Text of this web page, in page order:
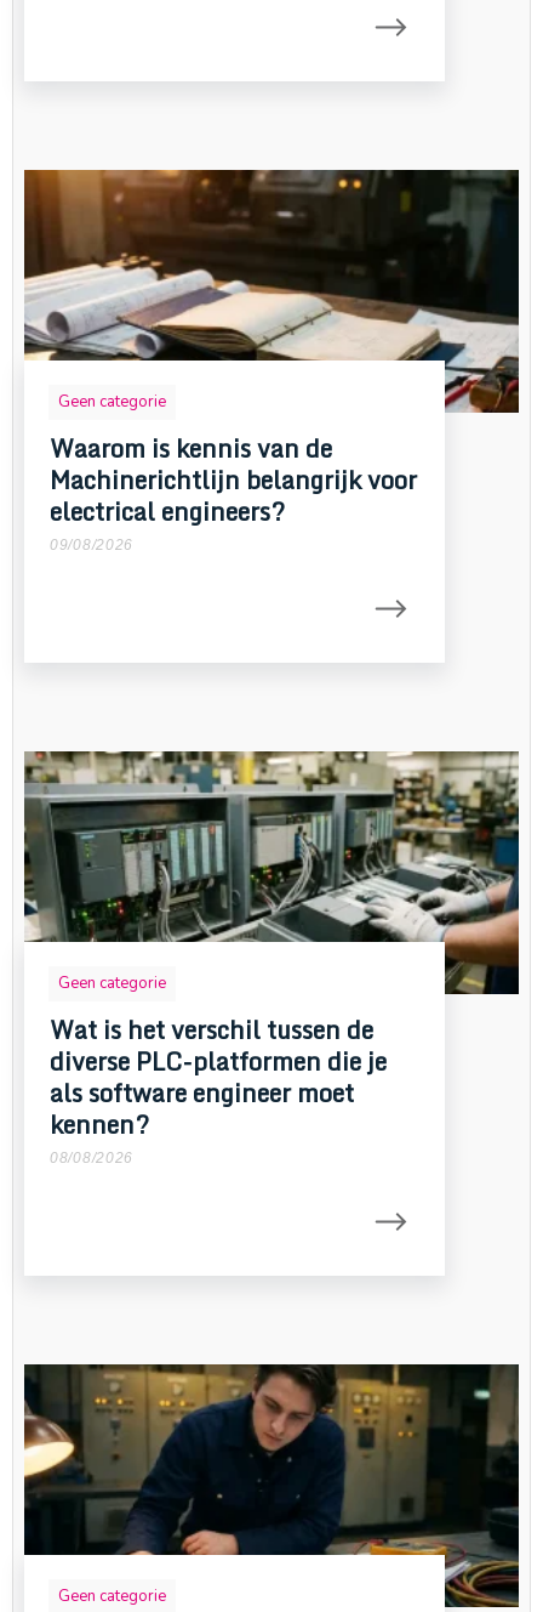
Geen categorie
Waarom is kennis van de
Machinerichtlijn belangrijk voor
electrical engineers?
09/08/2026
Geen categorie
Wat is het verschil tussen de
diverse PLC-platformen die je
als software engineer moet
kennen?
08/08/2026
Geen categorie